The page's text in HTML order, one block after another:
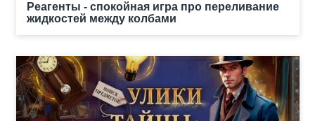
Реагенты - спокойная игра про переливание
жидкостей между колбами